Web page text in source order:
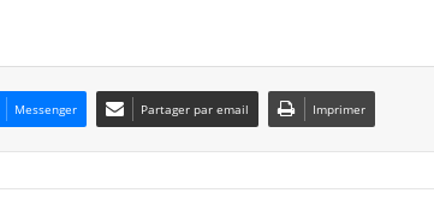
Messenger Partager par email Imprimer